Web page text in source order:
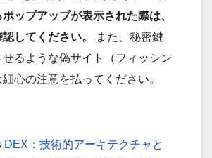
ップアップが表示された際は、
してください。
また、秘密鍵
せるような偽サイト（フィッシン
心の注意を払ってください。
DEX：技術的アーキテクチャと